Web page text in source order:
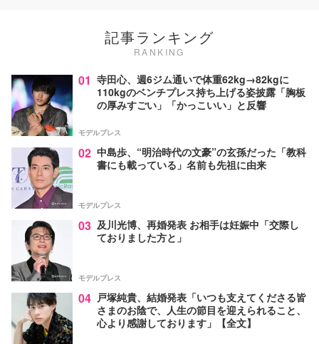
記事ランキング
RANKING
01 寺田心、週6ジム通いで体重62kg→82kgに
110kgのベンチプレス持ち上げる姿披露「胸板
の厚みすごい」「かっこいい」と反響
モデルプレス
02 中島歩、“明治時代の文豪”の玄孫だった「教科
書にも載っている」名前も先祖に由来
モデルプレス
03 及川光博、再婚発表 お相手は妊娠中「交際し
ておりました方と」
モデルプレス
04 戸塚純貴、結婚発表「いつも支えてくださる皆
さまのお陰で、人生の節目を迎えられること、
心より感謝しております」【全文】